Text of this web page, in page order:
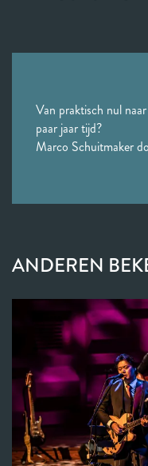
Van praktisch nul
paar jaar tijd?
Marco Schuitmaker
ANDEREN